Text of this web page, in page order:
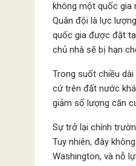
không một quốc gia
Quân đội là lực
quốc gia được đặt
chủ nhà sẽ bị hạn
Trong suốt chiều
cứ trên đất nước
giảm số lượng căn
Sự trở lại chính
Tuy nhiên, đây
Washington, và nỗ